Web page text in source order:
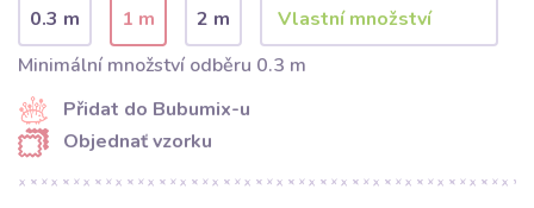
0.3 m 1 m
2 m
Minimální množství odběru 0.3 m
Přidat do Bubumix-u
Objednať vzorku